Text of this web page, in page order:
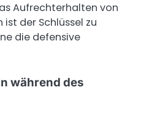
Aufrechterhalten von
der Schlüssel zu
die defensive
während des